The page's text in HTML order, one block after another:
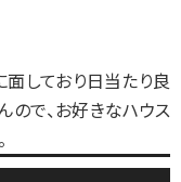
しており日当たり良
で、お好きなハウス